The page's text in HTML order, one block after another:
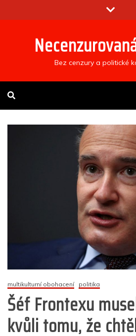
to
Bez cenzury a politické
multikulturní obohacení politika
Šéf Frontexu
kvůli tomu, že